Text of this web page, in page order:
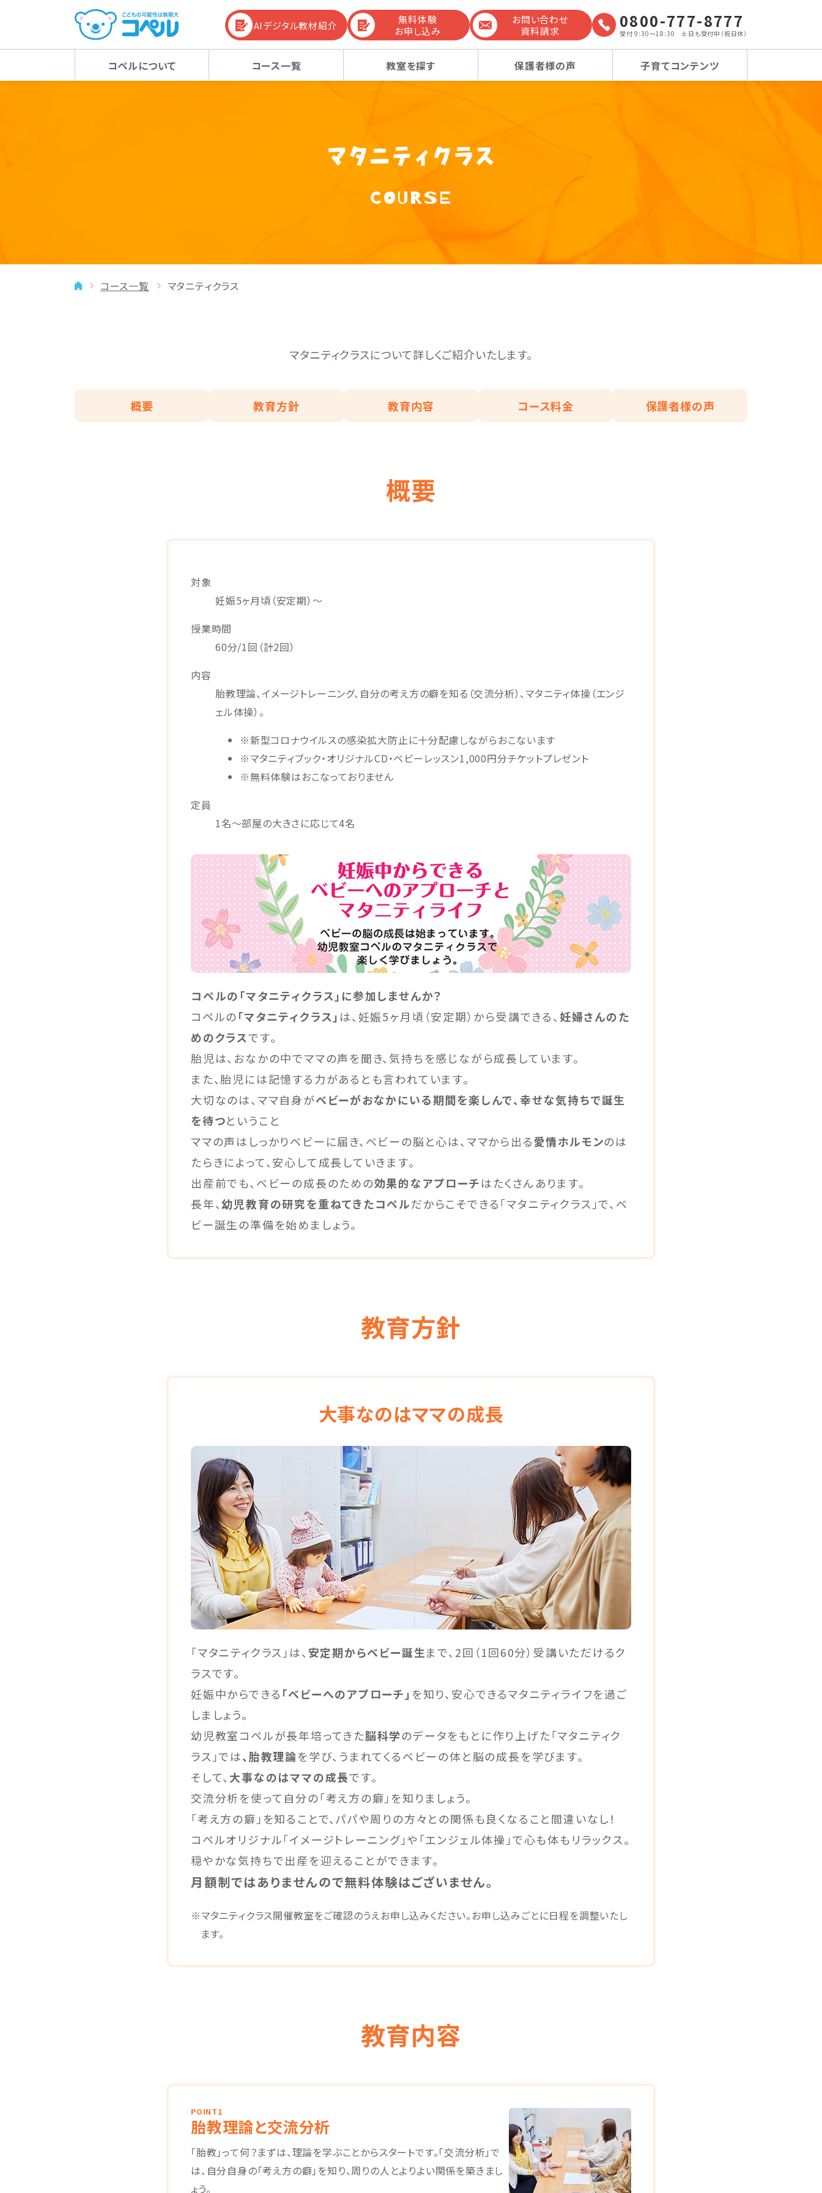
コペルについて
潜在能力を引き出す
年齢に合わせた学習法
バランスを大切に
選ばれる理由 よくあるご質問
お知らせ
イベント
コース一覧
幼稚園受験コース 小学校受験コース
教室を探す 保護者様の声
幼稚園受験コース 小学校受験コース
感動ストーリー
子育てコンテンツ
AIデジタル教材紹介
無料体験
お申し込み
お問い合わせ
資料請求
0800-777-8777
受付 9:30～18:30 土日も受付中（祝日休）
COURSE
コース一覧 マタニティクラス
マタニティクラスについて詳しくご紹介いたします。
概要 教育方針 教育内容 コース料金 保護者様の声
概要
対象
妊娠5ヶ月頃（安定期）〜
授業時間
60分/1回（計2回）
内容
胎教理論、イメージトレーニング、自分の考え方の癖を知る（交流分析）、マタニティ体操（エンジ
ェル体操）。
※新型コロナウイルスの感染拡大防止に十分配慮しながらおこないます
※マタニティブック・オリジナルCD・ベビーレッスン1,000円分チケットプレゼント
※無料体験はおこなっておりません
定員
1名〜部屋の大きさに応じて4名
コペルの「マタニティクラス」に参加しませんか？
コペルの「マタニティクラス」 は、妊娠5ヶ月頃（安定期）から受講できる、 妊婦さんのた
めのクラスです。
胎児は、おなかの中でママの声を聞き、気持ちを感じながら成長しています。
また、胎児には記憶する力があるとも言われています。
大切なのは、ママ自身がベビーがおなかにいる期間を楽しんで、幸せな気持ちで誕生
を待つということ
ママの声はしっかりベビーに届き、ベビーの脳と心は、ママから出る愛情ホルモンのは
たらきによって、安心して成長していきます。
出産前でも、ベビーの成長のための効果的なアプローチはたくさんあります。
長年、幼児教育の研究を重ねてきたコペルだからこそできる「マタニティクラス」で、ベ
ビー誕生の準備を始めましょう。
教育方針
大事なのはママの成長
「マタニティクラス」は、 安定期からベビー誕生まで、2回（1回60分）受講いただけるク
ラスです。
妊娠中からできる 「ベビーへのアプローチ」 を知り、安心できるマタニティライフを過ご
しましょう。
幼児教室コペルが長年培ってきた脳科学のデータをもとに作り上げた「マタニティク
ラス」では、胎教理論を学び、うまれてくるベビーの体と脳の成長を学びます。
そして、 大事なのはママの成長です。
交流分析を使って自分の「考え方の癖」を知りましょう。
「考え方の癖」を知ることで、パパや周りの方々との関係も良くなること間違いなし！
コペルオリジナル「イメージトレーニング」や「エンジェル体操」で心も体もリラックス。
穏やかな気持ちで出産を迎えることができます。
月額制ではありませんので無料体験はございません。
※マタニティクラス開催教室をご確認のうえお申し込みください。お申し込みごとに日程を調整いたし
ます。
教育内容
POINT1
胎教理論と交流分析
「胎教」って何？まずは、理論を学ぶことからスタートです。「交流分析」で
は、自分自身の「考え方の癖」を知り、周りの人とよりよい関係を築きまし
ょう。